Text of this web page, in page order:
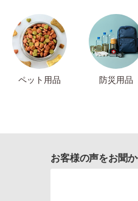
ペット用品 防災用品
お客様の声をお聞